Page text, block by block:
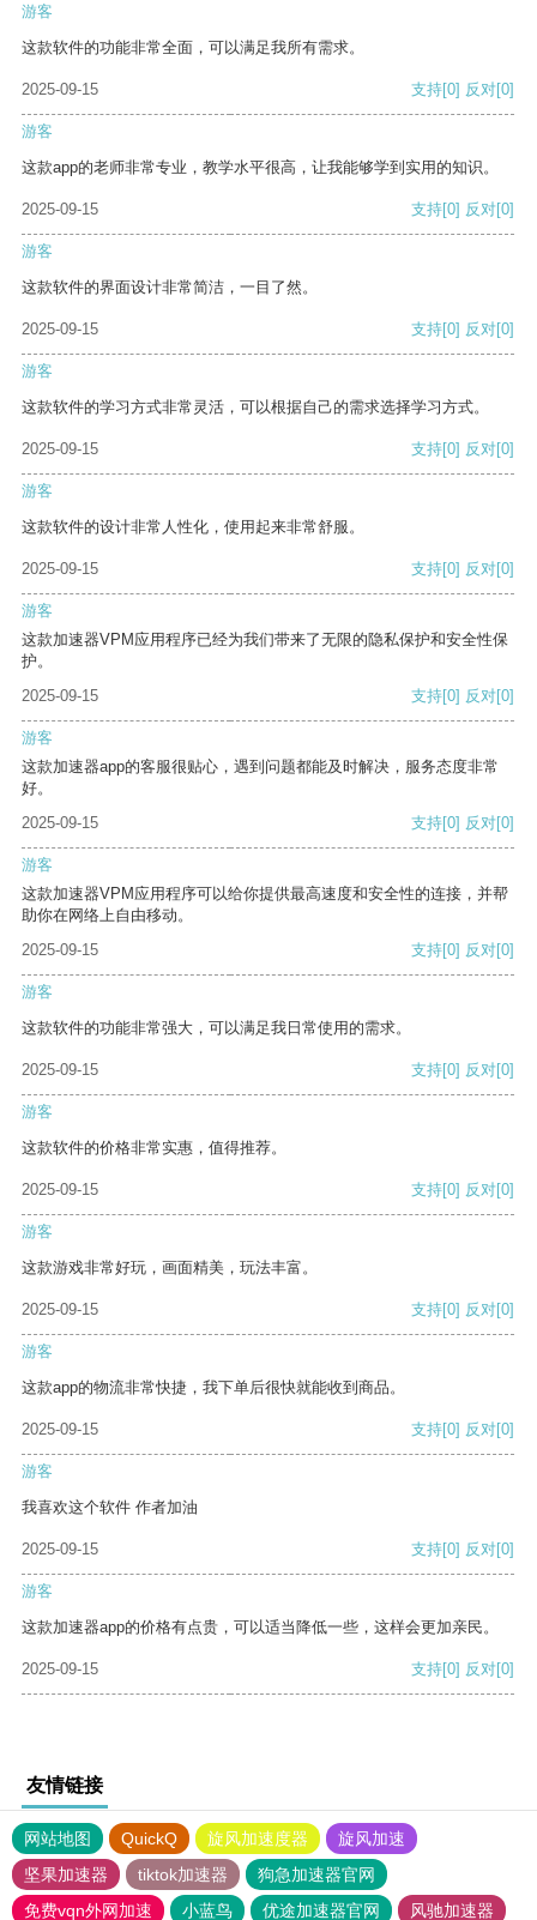
游客
这款软件的功能非常全面，可以满足我所有需求。
2025-09-15 支持[0] 反对[0]
游客
这款app的老师非常专业，教学水平很高，让我能够学到实用的知识。
2025-09-15 支持[0] 反对[0]
游客
这款软件的界面设计非常简洁，一目了然。
2025-09-15 支持[0] 反对[0]
游客
这款软件的学习方式非常灵活，可以根据自己的需求选择学习方式。
2025-09-15 支持[0] 反对[0]
游客
这款软件的设计非常人性化，使用起来非常舒服。
2025-09-15 支持[0] 反对[0]
游客
这款加速器VPM应用程序已经为我们带来了无限的隐私保护和安全性保
护。
2025-09-15
支持[0] 反对[0]
游客
这款加速器app的客服很贴心，遇到问题都能及时解决，服务态度非常
好。
2025-09-15
支持[0] 反对[0]
游客
这款加速器VPM应用程序可以给你提供最高速度和安全性的连接，并帮
助你在网络上自由移动。
2025-09-15
支持[0] 反对[0]
游客
这款软件的功能非常强大，可以满足我日常使用的需求。
2025-09-15 支持[0] 反对[0]
游客
这款软件的价格非常实惠，值得推荐。
2025-09-15 支持[0] 反对[0]
游客
这款游戏非常好玩，画面精美，玩法丰富。
2025-09-15 支持[0] 反对[0]
游客
这款app的物流非常快捷，我下单后很快就能收到商品。
2025-09-15 支持[0] 反对[0]
游客
我喜欢这个软件 作者加油
2025-09-15 支持[0] 反对[0]
游客
这款加速器app的价格有点贵，可以适当降低一些，这样会更加亲民。
2025-09-15 支持[0] 反对[0]
友情链接
网站地图 QuickQ 旋风加速度器
旋风加速
坚果加速器
tiktok加速器
狗急加速器官网
免费vqn外网加速
小蓝鸟 优途加速器官网 风驰加速器